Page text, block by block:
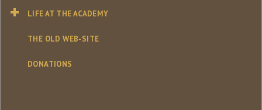
LIFE AT THE ACADEMY
THE OLD WEB-SITE
DONATIONS